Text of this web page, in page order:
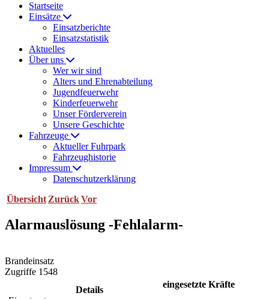
Startseite
Einsätze
Einsatzberichte
Einsatzstatistik
Aktuelles
Über uns
Wer wir sind
Alters und Ehrenabteilung
Jugendfeuerwehr
Kinderfeuerwehr
Unser Förderverein
Unsere Geschichte
Fahrzeuge
Aktueller Fuhrpark
Fahrzeughistorie
Impressum
Datenschutzerklärung
Übersicht ZurückVor
Alarmauslösung -Fehlalarm-
Brandeinsatz
Zugriffe 1548
Details
eingesetzte Kräfte